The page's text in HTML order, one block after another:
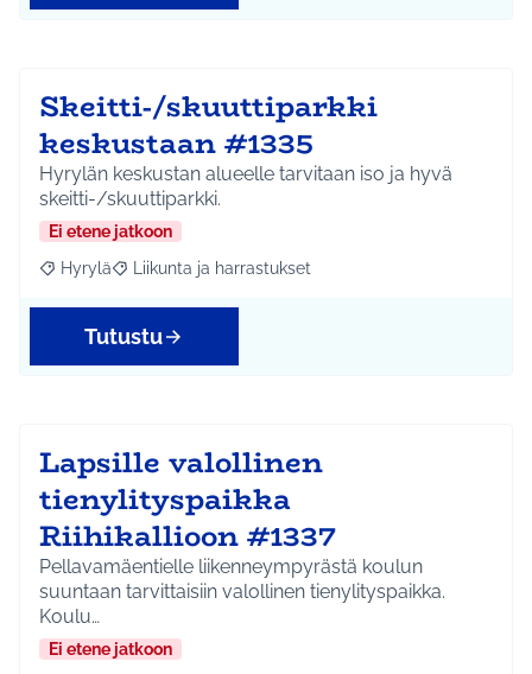
Skeitti-/skuuttiparkki
keskustaan #1335
Hyrylän keskustan alueelle tarvitaan iso ja hyvä
skeitti-/skuuttiparkki.
Ei etene jatkoon
Rajaa tulokset aihepiirin mukaan: Hyrylä
Hyrylä Rajaa tulokset teeman mukaan: Liikunta ja
Liikunta ja harrastukset
Tutustu
Lapsille valollinen
tienylityspaikka
Riihikallioon #1337
Pellavamäentielle liikenneympyrästä koulun
suuntaan tarvittaisiin valollinen tienylityspaikka.
Koulu…
Ei etene jatkoon